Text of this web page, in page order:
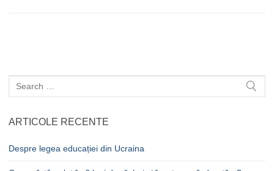
Caută
după:
ARTICOLE RECENTE
Despre legea educației din Ucraina